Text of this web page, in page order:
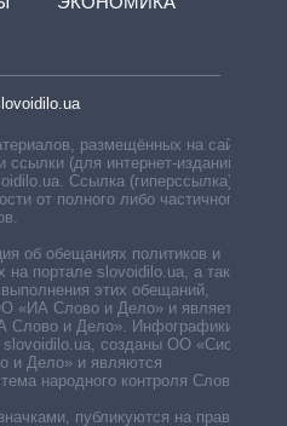
размещённых на сайте,
ссылки (для интернет-изданий —
Ссылка (гиперссылка)
от полного либо частичного
об обещаниях политиков и
портале slovoidilo.ua, а также
этих обещаний,
«ИА Слово и Дело» и является
и Дело». Инфографики,
созданы ОО «Система
и Дело» и являются
народного контроля Слово и
публикуются на правах